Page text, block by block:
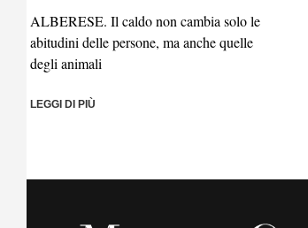
ALBERESE. Il caldo non cambia solo le
abitudini delle persone, ma anche quelle
degli animali
LEGGI DI PIÙ